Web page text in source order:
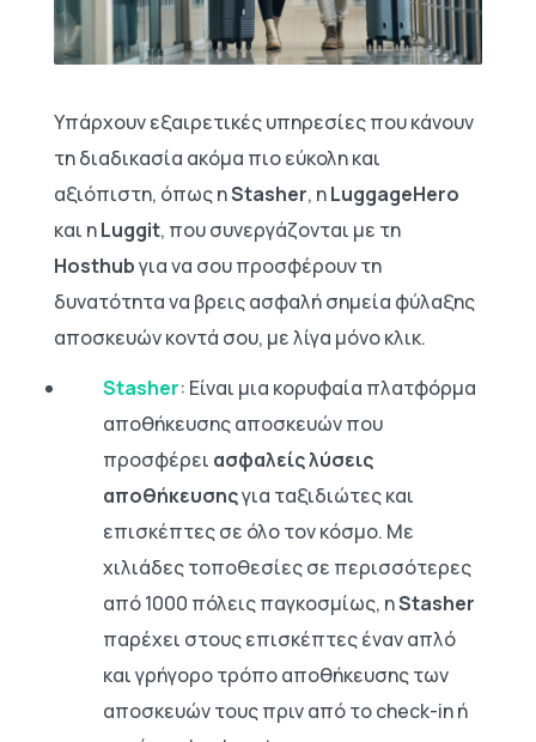
Υπάρχουν εξαιρετικές υπηρεσίες που κάνουν
τη διαδικασία ακόμα πιο εύκολη και
αξιόπιστη, όπως ηStasher, ηLuggageHero
και ηLuggit, που συνεργάζονται με τη
Hosthubγια να σου προσφέρουν τη
δυνατότητα να βρεις ασφαλή σημεία φύλαξης
αποσκευών κοντά σου, με λίγα μόνο κλικ.
Stasher: Είναι μια κορυφαία πλατφόρμα
αποθήκευσης αποσκευών που
προσφέρει ασφαλείς λύσεις
αποθήκευσηςγια ταξιδιώτες και
επισκέπτες σε όλο τον κόσμο. Με
χιλιάδες τοποθεσίες σε περισσότερες
από 1000 πόλεις παγκοσμίως, ηStasher
παρέχει στους επισκέπτες έναν απλό
και γρήγορο τρόπο αποθήκευσης των
αποσκευών τους πριν από το check-in ή